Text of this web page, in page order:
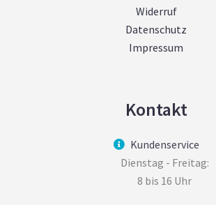
Widerruf
Datenschutz
Impressum
Kontakt
Kundenservice
Dienstag - Freitag:
8 bis 16 Uhr